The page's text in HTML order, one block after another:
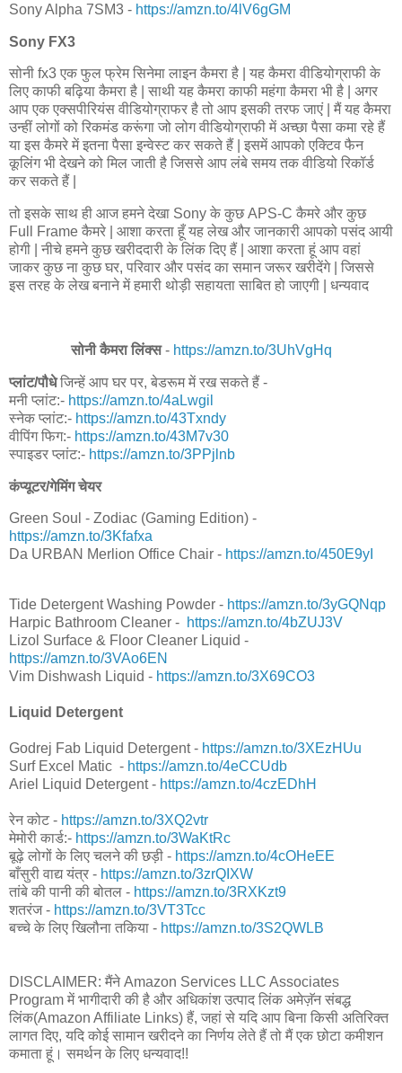
Sony Alpha 7SM3 - https://amzn.to/4lV6gGM
Sony FX3
सोनी fx3 एक फुल फ्रेम सिनेमा लाइन कैमरा है | यह कैमरा वीडियोग्राफी के
लिए काफी बढ़िया कैमरा है | साथी यह कैमरा काफी महंगा कैमरा भी है | अगर
आप एक एक्सपीरियंस वीडियोग्राफर है तो आप इसकी तरफ जाएं | मैं यह कैमरा
उन्हीं लोगों को रिकमंड करूंगा जो लोग वीडियोग्राफी में अच्छा पैसा कमा रहे हैं
या इस कैमरे में इतना पैसा इन्वेस्ट कर सकते हैं | इसमें आपको एक्टिव फैन
कूलिंग भी देखने को मिल जाती है जिससे आप लंबे समय तक वीडियो रिकॉर्ड
कर सकते हैं |
तो इसके साथ ही आज हमने देखा Sony के कुछ APS-C कैमरे और कुछ
Full Frame कैमरे | आशा करता हूँ यह लेख और जानकारी आपको पसंद आयी
होगी | नीचे हमने कुछ खरीददारी के लिंक दिए हैं | आशा करता हूं आप वहां
जाकर कुछ ना कुछ घर, परिवार और पसंद का समान जरूर खरीदेंगे | जिससे
इस तरह के लेख बनाने में हमारी थोड़ी सहायता साबित हो जाएगी | धन्यवाद
सोनी कैमरा लिंक्स- https://amzn.to/3UhVgHq
प्लांट/पौधेजिन्हें आप घर पर, बेडरूम में रख सकते हैं -
मनी प्लांट:- https://amzn.to/4aLwgil
स्नेक प्लांट:- https://amzn.to/43Txndy
वीपिंग फिग:- https://amzn.to/43M7v30
स्पाइडर प्लांट:- https://amzn.to/3PPjlnb
कंप्यूटर/गेमिंग चेयर
Green Soul - Zodiac (Gaming Edition) -
https://amzn.to/3Kfafxa
Da URBAN Merlion Office Chair - https://amzn.to/450E9yI
Tide Detergent Washing Powder - https://amzn.to/3yGQNqp
Harpic Bathroom Cleaner - https://amzn.to/4bZUJ3V
Lizol Surface & Floor Cleaner Liquid -
https://amzn.to/3VAo6EN
Vim Dishwash Liquid - https://amzn.to/3X69CO3
Liquid Detergent
Godrej Fab Liquid Detergent - https://amzn.to/3XEzHUu
Surf Excel Matic - https://amzn.to/4eCCUdb
Ariel Liquid Detergent - https://amzn.to/4czEDhH
रेन कोट - https://amzn.to/3XQ2vtr
मेमोरी कार्ड:- https://amzn.to/3WaKtRc
बूढ़े लोगों के लिए चलने की छड़ी - https://amzn.to/4cOHeEE
बाँसुरी वाद्य यंत्र - https://amzn.to/3zrQIXW
तांबे की पानी की बोतल - https://amzn.to/3RXKzt9
शतरंज - https://amzn.to/3VT3Tcc
बच्चे के लिए खिलौना तकिया - https://amzn.to/3S2QWLB
DISCLAIMER: मैंने Amazon Services LLC Associates
Program में भागीदारी की है और अधिकांश उत्पाद लिंक अमेज़ॅन संबद्ध
लिंक(Amazon Affiliate Links) हैं, जहां से यदि आप बिना किसी अतिरिक्त
लागत दिए, यदि कोई सामान खरीदने का निर्णय लेते हैं तो मैं एक छोटा कमीशन
कमाता हूं। समर्थन के लिए धन्यवाद!!